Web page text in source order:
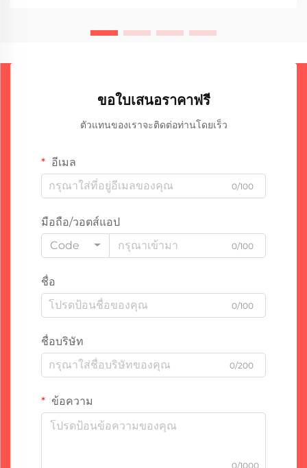
ขอใบเสนอราคาฟรี
ตัวแทนของเราจะติดต่อท่านโดยเร็ว
อีเมล
0/100
มือถือ/วอตส์แอป
Code
0/100
ชื่อ
0/100
ชื่อบริษัท
0/200
ข้อความ
0/1000